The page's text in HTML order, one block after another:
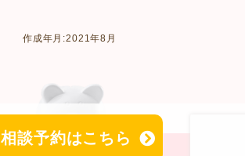
作成年月:2021年8月
相談予約はこちら